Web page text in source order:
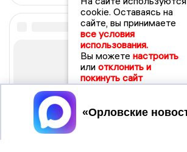
cookie. Оставаясь на
сайте, вы принимаете
все условия
использования.
Вы можете настроить
или отклонить и
покинуть сайт
Принять